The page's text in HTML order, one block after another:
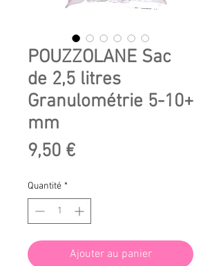
POUZZOLANE Sac
de 2,5 litres
Granulométrie 5-10+
mm
9,50 €Prix
Quantité *
Ajouter au panier